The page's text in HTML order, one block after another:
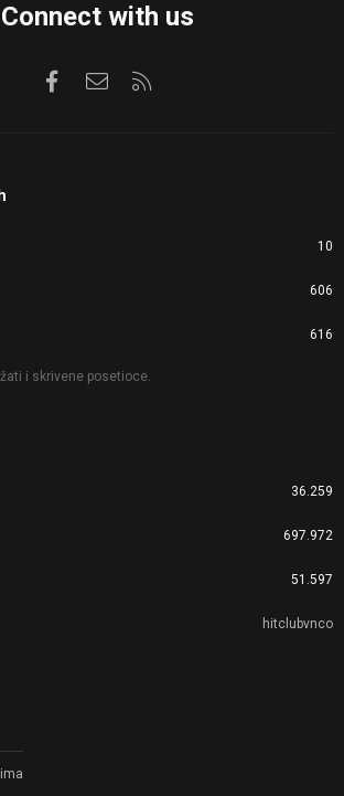
Connect with us
FacebookKontaktirajte nas
10
606
616
i skrivene posetioce.
36.259
697.972
51.597
hitclubvnco